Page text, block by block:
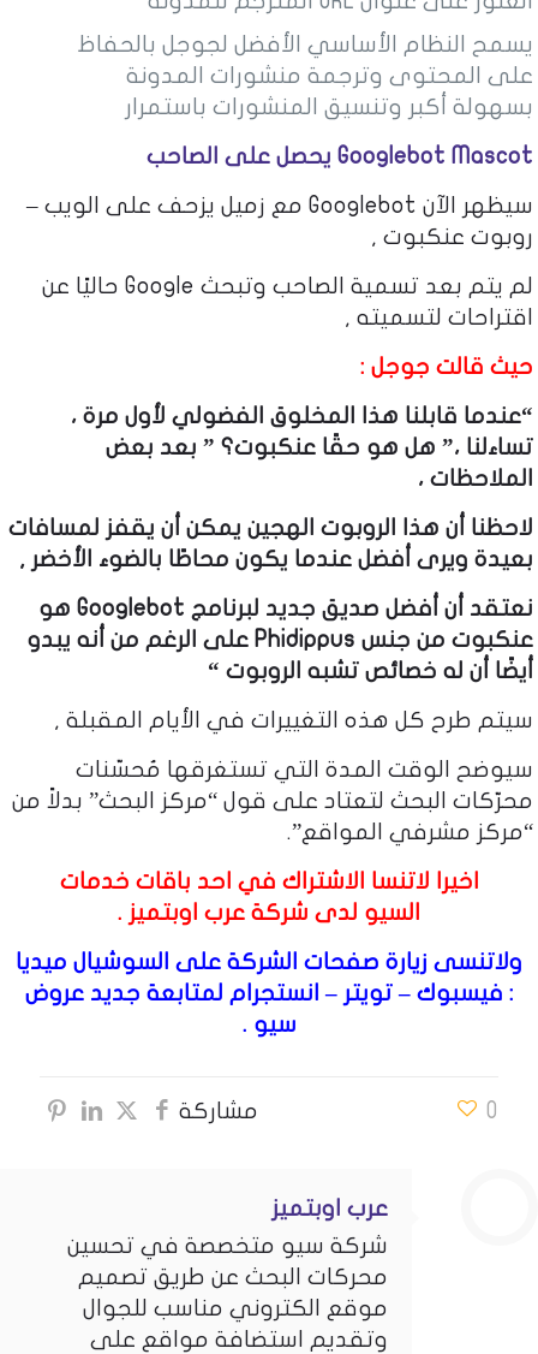
يسمح النظام الأساسي الأفضل لجوجل بالحفاظ
على المحتوى وترجمة منشورات المدونة
بسهولة أكبر وتنسيق المنشورات باستمرار
Googlebot Mascot يحصل على الصاحب
سيظهر الآن Googlebot مع زميل يزحف على الويب –
روبوت عنكبوت ,
لم يتم بعد تسمية الصاحب وتبحث Google حاليًا عن
اقتراحات لتسميته ,
حيث قالت جوجل :
“عندما قابلنا هذا المخلوق الفضولي لأول مرة ،
تساءلنا ،” هل هو حقًا عنكبوت؟ ” بعد بعض
الملاحظات ،
لاحظنا أن هذا الروبوت الهجين يمكن أن يقفز لمسافات
بعيدة ويرى أفضل عندما يكون محاطًا بالضوء الأخضر ,
نعتقد أن أفضل صديق جديد لبرنامج Googlebot هو
عنكبوت من جنس Phidippus على الرغم من أنه يبدو
أيضًا أن له خصائص تشبه الروبوت “
سيتم طرح كل هذه التغييرات في الأيام المقبلة ,
سيوضح الوقت المدة التي تستغرقها مُحسّنات
محرّكات البحث لتعتاد على قول “مركز البحث” بدلاً من
“مركز مشرفي المواقع”.
اخيرا لاتنسا الاشتراك في احد باقات خدمات
السيو لدى شركة عرب اوبتميز .
ولاتنسى زيارة صفحات الشركة على السوشيال ميديا
: فيسبوك –تويتر – انستجرام لمتابعة جديد عروض
سيو .
مشاركة 0
عرب اوبتميز
شركة سيو متخصصة في تحسين
محركات البحث عن طريق تصميم
موقع الكتروني مناسب للجوال
وتقديم استضافة مواقع على